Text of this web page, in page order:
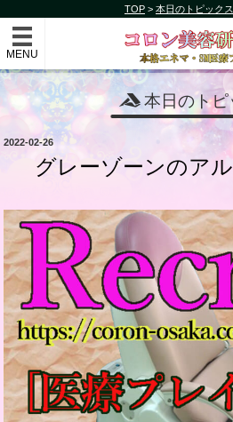
テ
ン
ツ
ス
TOP > 本日のトピックス
コロン美容
本格的エネマ・SM
本日のトピ
投
2022-02-26
グレーゾーンのア